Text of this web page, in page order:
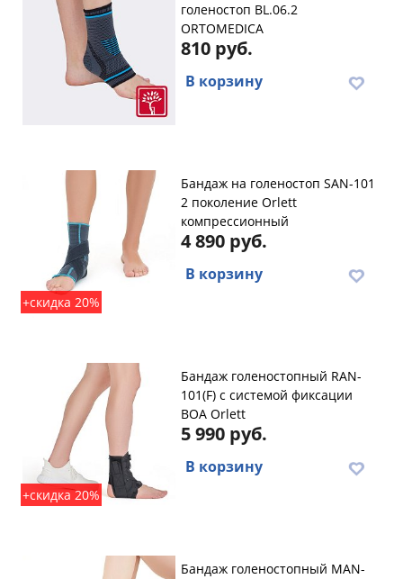
голеностоп BL.06.2
ORTOMEDICA
810 руб.
В корзину
+скидка 20%
Бандаж на голеностоп SAN-101
2 поколение Orlett
компрессионный
4 890 руб.
В корзину
+скидка 20%
Бандаж голеностопный RAN-
101(F) с системой фиксации
BOA Orlett
5 990 руб.
В корзину
Бандаж голеностопный MAN-